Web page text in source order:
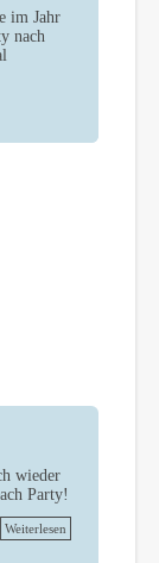
im Jahr
nach
wieder
Party!
Weiterlesen